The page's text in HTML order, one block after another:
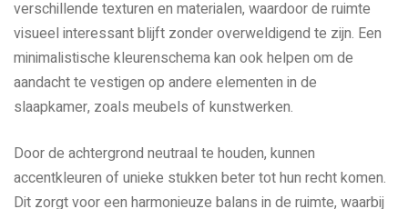
verschillende texturen en materialen, waardoor de ruimte
visueel interessant blijft zonder overweldigend te zijn. Een
minimalistische kleurenschema kan ook helpen om de
aandacht te vestigen op andere elementen in de
slaapkamer, zoals meubels of kunstwerken.
Door de achtergrond neutraal te houden, kunnen
accentkleuren of unieke stukken beter tot hun recht komen.
Dit zorgt voor een harmonieuze balans in de ruimte, waarbij